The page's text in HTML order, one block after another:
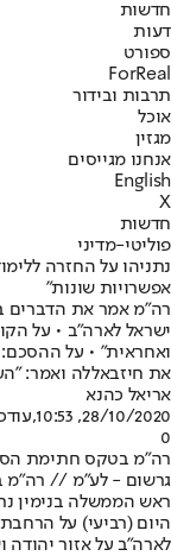
חדשות
דעות
ספורט
ForReal
תרבות ובידור
אוכל
מגזין
אנחנו מגייסים
English
X
חדשות
פוליטי-מדיני
נתניהו על החזרה
אפשרויות שונות"
רה"מ אמר את הדברים
ישראל לארה"ב • על
ואחראית" • על ההסכם:
את חיזבאללה ואמר:
אריאל כהנא
28/10/2020, 10:53
0
רה"מ בטקס חתימת
גרשום - לע"מ //
ראש הממשלה בנימין
היום (רביעי) על
לארה"ב על אזור יהודה